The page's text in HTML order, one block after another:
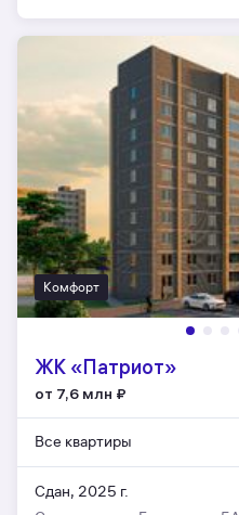
Комфорт
ЖК «Патриот»
от 7,6 млн ₽
Все квартиры
Сдан, 2025 г.